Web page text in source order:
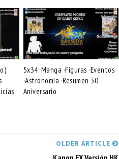
5x34: Manga ·Figuras ·Eventos
·Astronomía ·Resumen 30
Aniversario
OLDER ARTICLE